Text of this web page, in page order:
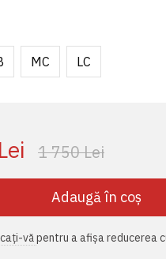
MC LC
1 750 Lei
Adaugă în coș
văpentru a afișa reducerea